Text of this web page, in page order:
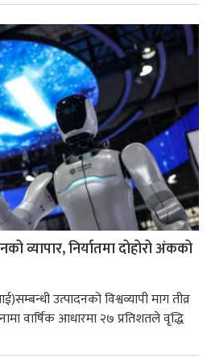
व्यापार, निर्यातमा दोहोरो अंकको
उत्पादनको विश्वव्यापी माग तीव्र
वार्षिक आधारमा २७ प्रतिशतले वृद्धि